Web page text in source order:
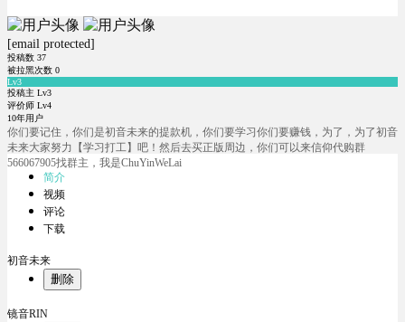
[email protected]
投稿数 37
被拉黑次数 0
Lv3
投稿主 Lv3
评价师 Lv4
10年用户
你们要记住，你们是初音未来的提款机，你们要学习你们要赚钱，为了，为了初音
未来大家努力【学习打工】吧！然后去买正版周边，你们可以来信仰代购群
566067905找群主，我是ChuYinWeLai
简介
视频
评论
下载
初音未来
删除
镜音RIN